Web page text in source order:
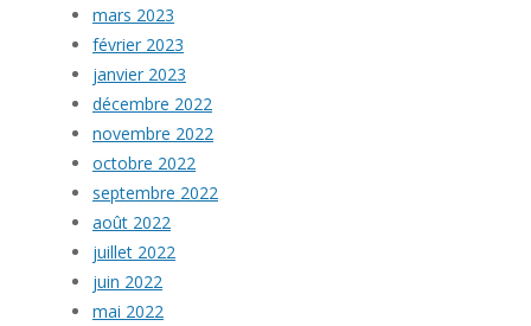
mars 2023
février 2023
janvier 2023
décembre 2022
novembre 2022
octobre 2022
septembre 2022
août 2022
juillet 2022
juin 2022
mai 2022